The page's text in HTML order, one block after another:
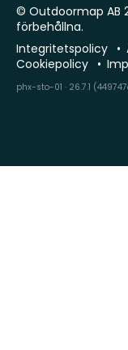
© Outdoormap AB
förbehållna.
Integritetspolicy
Cookiepolicy
phx-sto-01 · 26.7.1